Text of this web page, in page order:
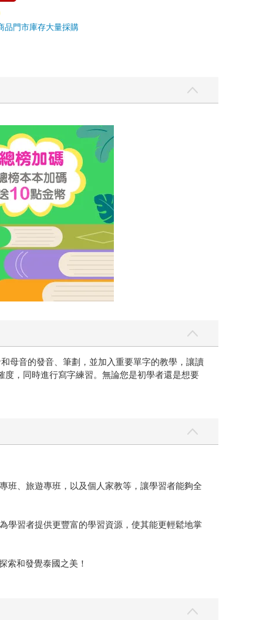
品門市庫存大量採購
母音的發音、筆劃，並加入重要單字的教學，讓讀
，同時進行寫字練習。無論您是初學者還是想要
班、旅遊專班，以及個人家教等，讓學習者能夠全
學習者提供更豐富的學習資源，使其能更輕鬆地掌
索和發覺泰國之美！